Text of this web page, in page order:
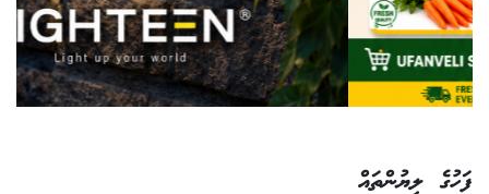
ފަހުގެ ލިޔުންތައް